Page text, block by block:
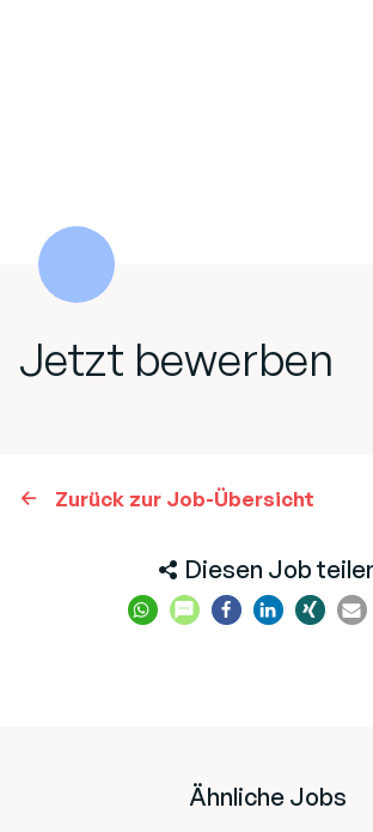
Jetzt bewerben
Zurück zur Job-Übersicht
Diesen Job
Ähnliche Jobs